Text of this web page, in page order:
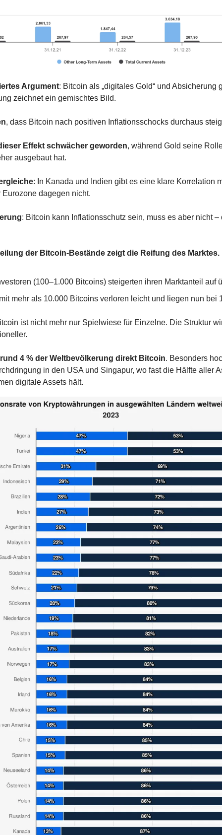
Argument: Bitcoin als „digitales Gold“ und Absicherung
zeichnet ein gemischtes Bild.
, dass Bitcoin nach positiven Inflationsschocks durchaus
Effekt schwächer geworden, während Gold seine
ausgebaut hat.
: In Kanada und Indien gibt es eine klare Korrelation
dagegen nicht.
: Bitcoin kann Inflationsschutz sein, muss es aber nicht –
der Bitcoin-Bestände zeigt die Reifung des Marktes.
(100–1.000 Bitcoins) steigerten ihren Marktanteil auf
mehr als 10.000 Bitcoins verloren leicht und liegen nun bei
ist nicht mehr nur Spielwiese für Einzelne. Die Struktur
4 % der Weltbevölkerung direkt Bitcoin. Besonders
in den USA und Singapur, wo fast die Hälfte aller
digitale Assets hält.